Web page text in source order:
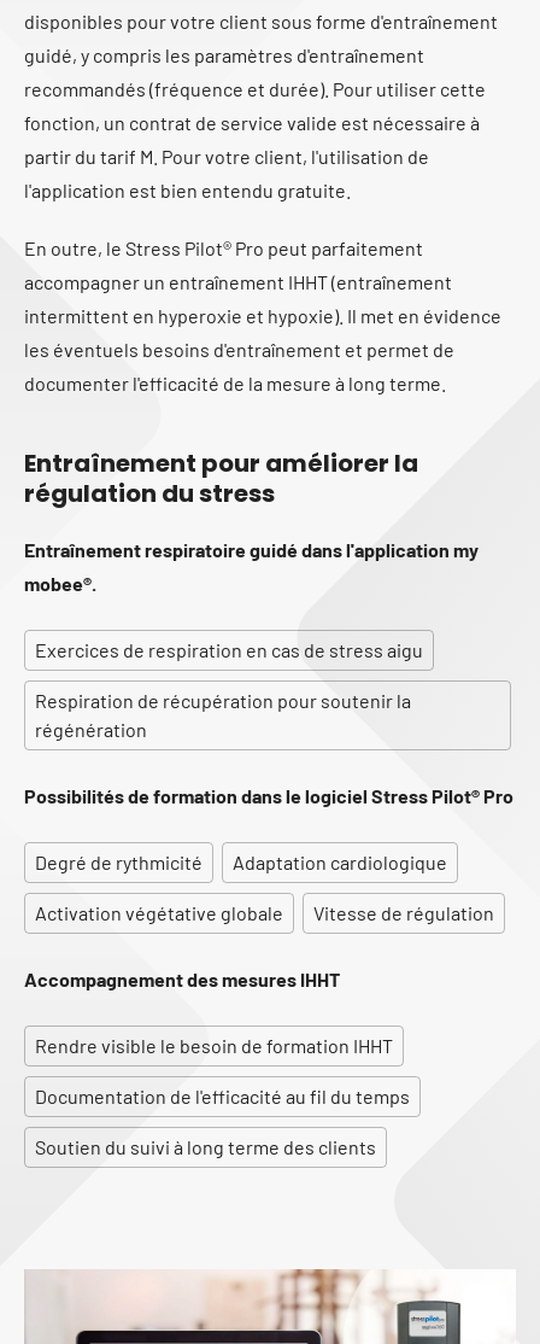
disponibles pour votre client sous forme d'entraînement
guidé, y compris les paramètres d'entraînement
recommandés (fréquence et durée). Pour utiliser cette
fonction, un contrat de service valide est nécessaire à
partir du tarif M. Pour votre client, l'utilisation de
l'application est bien entendu gratuite.
En outre, le Stress Pilot® Pro peut parfaitement
accompagner un entraînement IHHT (entraînement
intermittent en hyperoxie et hypoxie). Il met en évidence
les éventuels besoins d'entraînement et permet de
documenter l'efficacité de la mesure à long terme.
Entraînement pour améliorer la
régulation du stress
Entraînement respiratoire guidé dans l'application my
mobee®.
Exercices de respiration en cas de stress aigu
Respiration de récupération pour soutenir la
régénération
Possibilités de formation dans le logiciel Stress Pilot® Pro
Degré de rythmicité Adaptation cardiologique
Activation végétative globale Vitesse de régulation
Accompagnement des mesures IHHT
Rendre visible le besoin de formation IHHT
Documentation de l'efficacité au fil du temps
Soutien du suivi à long terme des clients